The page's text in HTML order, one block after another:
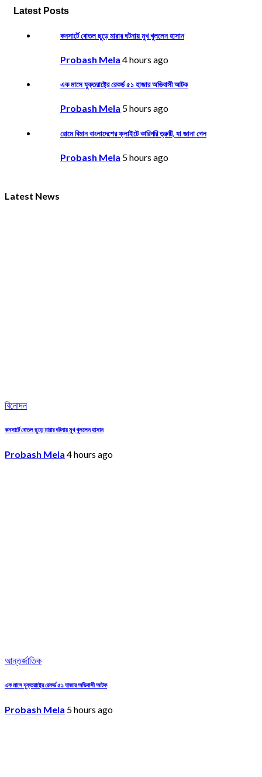
Latest Posts
কনসার্টে বোতল ছুড়ে মারার ঘটনায় মুখ খুললেন হাসান
Probash Mela 4 hours ago
এক মাসে যুক্তরাষ্ট্রে রেকর্ড ৫১ হাজার অভিবাসী আটক
Probash Mela 5 hours ago
রোমে বিমান বাংলাদেশের ফ্লাইটে কারিগরি ত্রুটি, যা জানা গেল
Probash Mela 5 hours ago
Latest News
বিনোদন
কনসার্টে বোতল ছুড়ে মারার ঘটনায় মুখ খুললেন হাসান
Probash Mela 4 hours ago
আন্তর্জাতিক
এক মাসে যুক্তরাষ্ট্রে রেকর্ড ৫১ হাজার অভিবাসী আটক
Probash Mela 5 hours ago